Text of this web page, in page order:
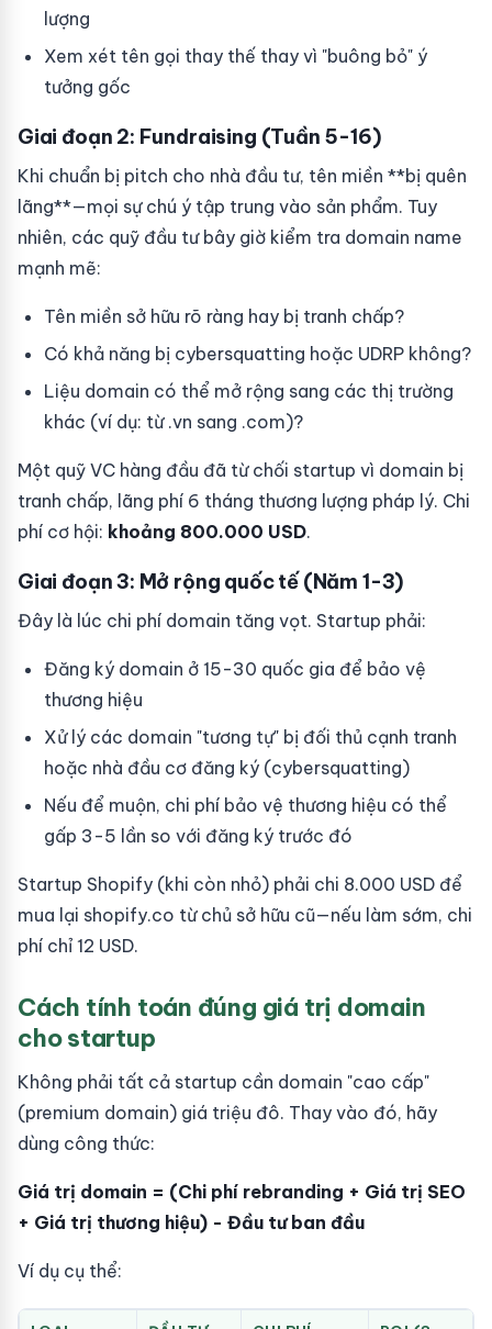
lượng
Xem xét tên gọi thay thế thay vì "buông bỏ" ý
tưởng gốc
Giai đoạn 2: Fundraising (Tuần 5-16)
Khi chuẩn bị pitch cho nhà đầu tư, tên miền **bị quên
lãng**—mọi sự chú ý tập trung vào sản phẩm. Tuy
nhiên, các quỹ đầu tư bây giờ kiểm tra domain name
mạnh mẽ:
Tên miền sở hữu rõ ràng hay bị tranh chấp?
Có khả năng bị cybersquatting hoặc UDRP không?
Liệu domain có thể mở rộng sang các thị trường
khác (ví dụ: từ .vn sang .com)?
Một quỹ VC hàng đầu đã từ chối startup vì domain bị
tranh chấp, lãng phí 6 tháng thương lượng pháp lý. Chi
phí cơ hội: khoảng 800.000 USD.
Giai đoạn 3: Mở rộng quốc tế (Năm 1-3)
Đây là lúc chi phí domain tăng vọt. Startup phải:
Đăng ký domain ở 15-30 quốc gia để bảo vệ
thương hiệu
Xử lý các domain "tương tự" bị đối thủ cạnh tranh
hoặc nhà đầu cơ đăng ký (cybersquatting)
Nếu để muộn, chi phí bảo vệ thương hiệu có thể
gấp 3-5 lần so với đăng ký trước đó
Startup Shopify (khi còn nhỏ) phải chi 8.000 USD để
mua lại shopify.co từ chủ sở hữu cũ—nếu làm sớm, chi
phí chỉ 12 USD.
Cách tính toán đúng giá trị domain
cho startup
Không phải tất cả startup cần domain "cao cấp"
(premium domain) giá triệu đô. Thay vào đó, hãy
dùng công thức:
Giá trị domain = (Chi phí rebranding + Giá trị SEO
+ Giá trị thương hiệu) - Đầu tư ban đầu
Ví dụ cụ thể: